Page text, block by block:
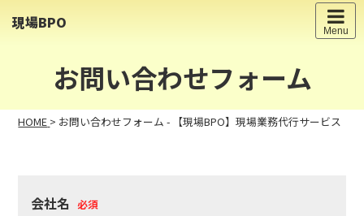
現場BPO Menu
お問い合わせフォーム
HOME > お問い合わせフォーム - 【現場BPO】現場業務代行サービス
会社名 必須